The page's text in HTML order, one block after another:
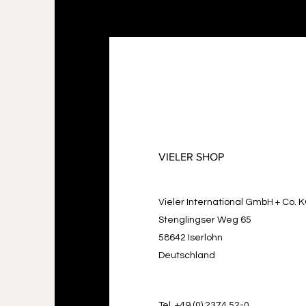
VIELER SHOP
Vieler International GmbH + Co.
Stenglingser Weg 65
58642 Iserlohn
Deutschland